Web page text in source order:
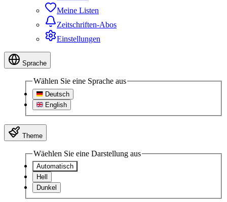
Meine Listen
Zeitschriften-Abos
Einstellungen
Sprache
Wählen Sie eine Sprache aus
Deutsch
English
Theme
Wäehlen Sie eine Darstellung aus
Automatisch
Hell
Dunkel